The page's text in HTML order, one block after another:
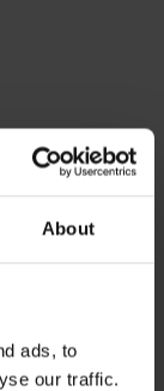
About
ads, to
our traffic.
10%στην